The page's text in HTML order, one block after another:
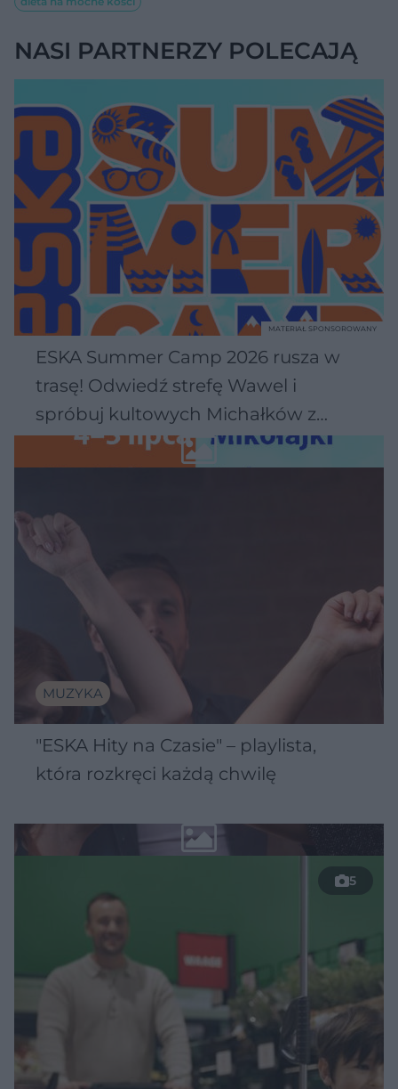
NASI PARTNERZY POLECAJĄ
ESKA Summer Camp 2026 rusza w
trasę! Odwiedź strefę Wawel i
spróbuj kultowych Michałków z
Wawelu
MATERIAŁ SPONSOROWANY
MUZYKA
"ESKA Hity na Czasie" – playlista,
która rozkręci każdą chwilę
5